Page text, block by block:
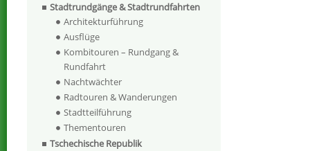
Stadtrundgänge & Stadtrundfahrten
Architekturführung
Ausflüge
Kombitouren – Rundgang &
Rundfahrt
Nachtwächter
Radtouren & Wanderungen
Stadtteilführung
Thementouren
Tschechische Republik